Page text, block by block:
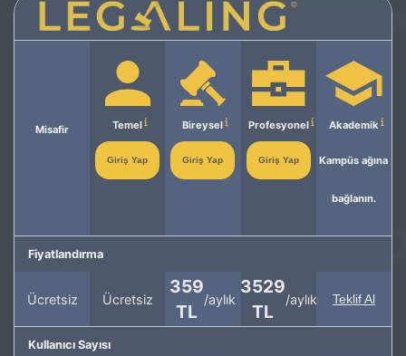
Misafir Temel
Giriş Yap
Bireysel
Giriş Yap
Profesyonel
Giriş Yap
Akademik
Kampüs ağına
bağlanın.
Fiyatlandırma
Ücretsiz Ücretsiz
359
TL
/aylık
3529
TL
/aylık Teklif Al
Kullanıcı Sayısı